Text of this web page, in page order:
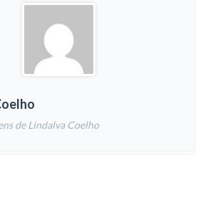
de Lindalva Coelho